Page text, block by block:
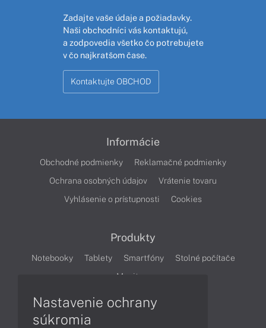
Zadajte vaše údaje a požiadavky.
Naši obchodníci vás kontaktujú,
a zodpovedia všetko čo potrebujete
v čo najkratšom čase.
Kontaktujte OBCHOD
Informácie
Obchodné podmienky
Reklamačné podmienky
Ochrana osobných údajov
Vrátenie tovaru
Vyhlásenie o prístupnosti
Cookies
Produkty
Notebooky Tablety Smartfóny
Stolné počítače
Monitory
Nastavenie ochrany
súkromia